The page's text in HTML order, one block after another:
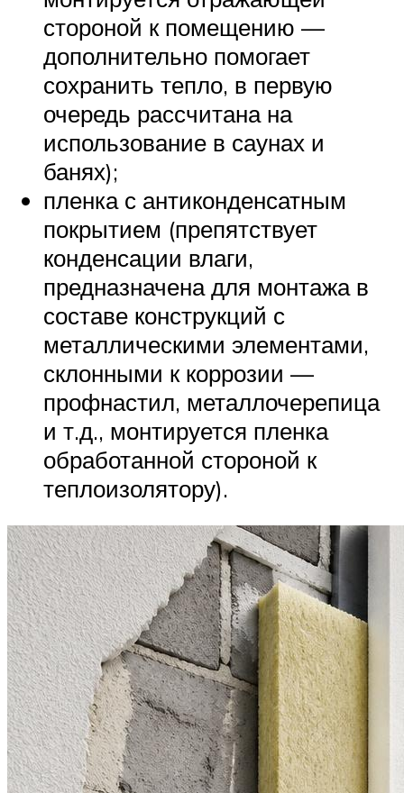
стороной к помещению —
дополнительно помогает
сохранить тепло, в первую
очередь рассчитана на
использование в саунах и
банях);
пленка с антиконденсатным
покрытием (препятствует
конденсации влаги,
предназначена для монтажа в
составе конструкций с
металлическими элементами,
склонными к коррозии —
профнастил, металлочерепица
и т.д., монтируется пленка
обработанной стороной к
теплоизолятору).